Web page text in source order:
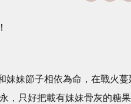
妹妹節子相依為命，在戰火蔓
，只好把載有妹妹骨灰的糖果